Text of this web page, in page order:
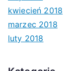
kwiecień 2018
marzec 2018
luty 2018